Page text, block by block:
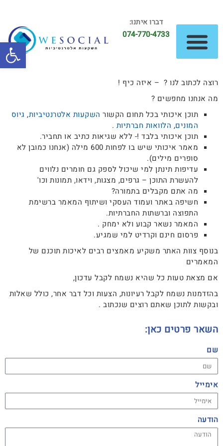
דברו איתנו:
074-770-4733
רוצה לכתוב לנו ? – איזה כיף !
מה אנחנו מחפשים ?
תוכן איכותי בכל תחום הקשור השקעות אלטרנטיביות, גיוס
המונים, הלוואות חברתיות .
תוכן איכותי בלבד !- ללא שגיאות כתיב או תחביר.
מאמר איכותי שיש בו לפחות 600 מילה (אנחנו כמובן לא
סופרים מילים).
עדיפות תינתן למי שיכול לספק גם חומרים נלווים
להעשרת התוכן – גרפים, מצגות, וידאו, תמונות וכו'
מה אתם מקבלים בתמורה?
חשיפה באתר ועמוד העסקי ושיתוף המאמר ברשימת
התפוצה וברשתות החברתיות.
המאמר נשאר קבוע ולא ימחק .
פרסום חינם וקרדיט למי שמגיע.
בנוסף צוות האתר משקיע מאמצים רבים לאיכות תוכנם של
המאמרים
אם מצאת טעות כל שהיא נשמח לקבל עדכון,
בהזדמנות נשמח לקבל רעיונות, הצעות וכל דבר אחר, כולל שאלות
ובקשות לתוכן שאתם רוצים שנכתוב .
השאר פרטים כאן:
שם
אימייל
הודעה
פתח